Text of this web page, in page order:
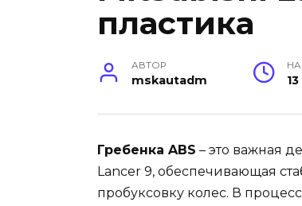
пластика
АВТОР
mskautadm
НА
Гребенка ABS – это важная
Lancer 9, обеспечивающая
пробуксовку колес. В